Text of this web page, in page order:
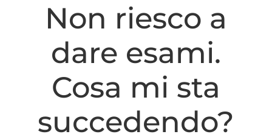
Non riesco a
dare esami.
Cosa mi sta
succedendo?